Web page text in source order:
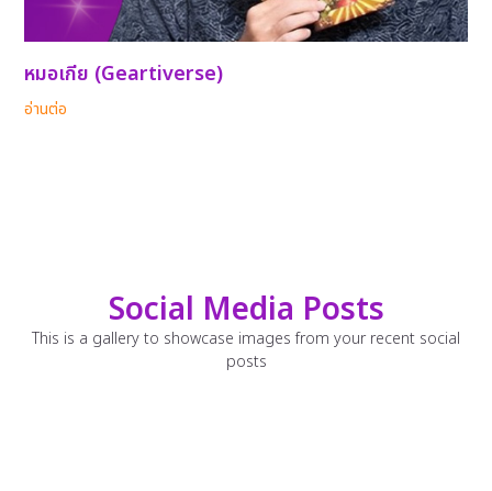
หมอเกีย (Geartiverse)
อ่านต่อ
Social Media Posts
This is a gallery to showcase images from your recent social
posts